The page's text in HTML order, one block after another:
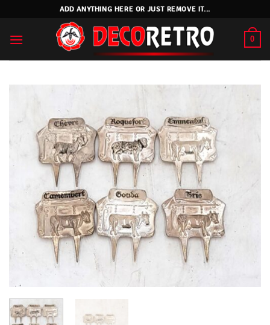
content
ADD ANYTHING HERE OR JUST REMOVE IT...
0